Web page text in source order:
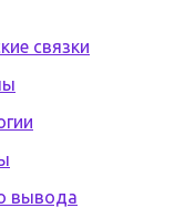
связки
вывода